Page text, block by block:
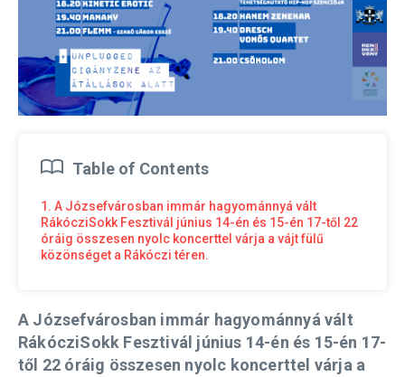
Table of Contents
1. A Józsefvárosban immár hagyománnyá vált
RákócziSokk Fesztivál június 14-én és 15-én 17-től 22
óráig összesen nyolc koncerttel várja a vájt fülű
közönséget a Rákóczi téren.
A Józsefvárosban immár hagyománnyá vált
RákócziSokk Fesztivál június 14-én és 15-én 17-
től 22 óráig összesen nyolc koncerttel várja a